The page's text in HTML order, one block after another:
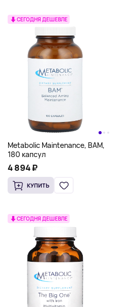
СЕГОДНЯ ДЕШЕВЛЕ
Metabolic Maintenance, BAM,
180 капсул
4 894 ₽
КУПИТЬ
СЕГОДНЯ ДЕШЕВЛЕ